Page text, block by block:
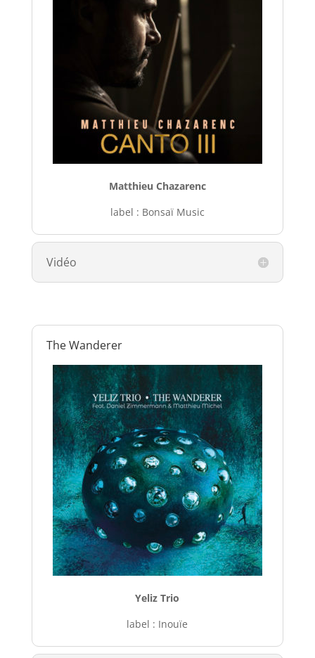
Matthieu Chazarenc
label : Bonsaï Music
Vidéo
The Wanderer
Yeliz Trio
label : Inouïe